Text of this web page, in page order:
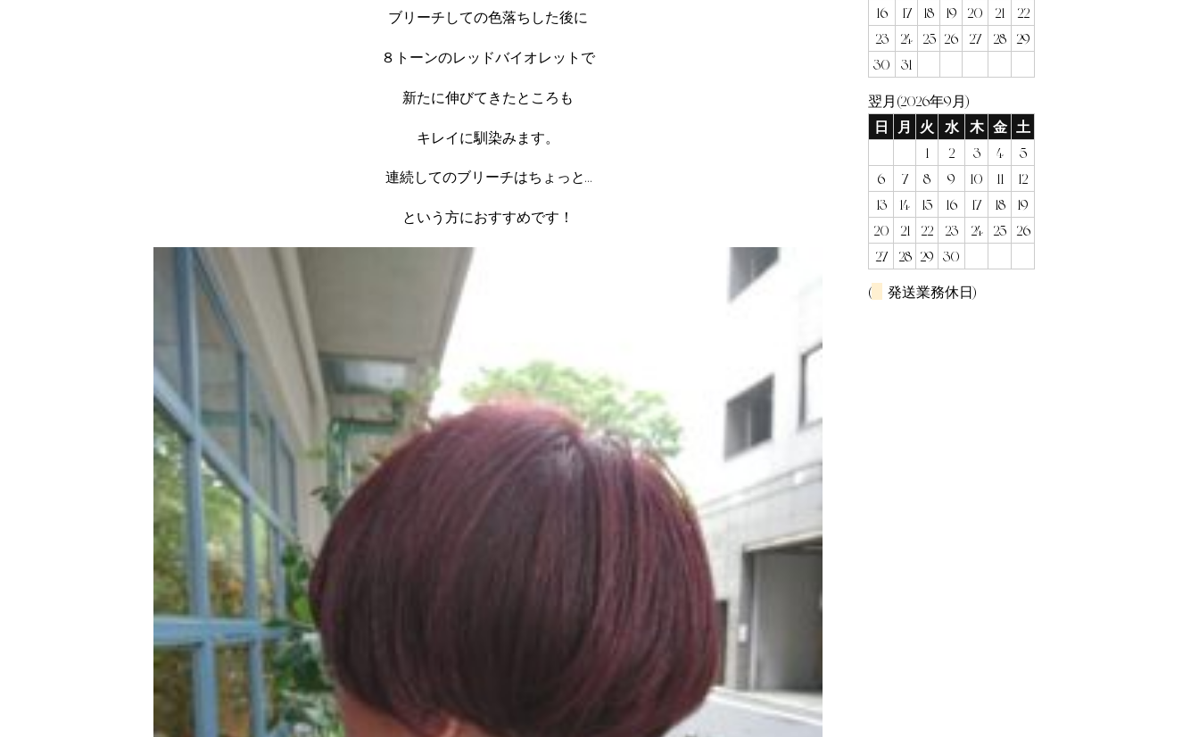
ブリーチしての色落ちした後に
８トーンのレッドバイオレットで
新たに伸びてきたところも
キレイに馴染みます。
連続してのブリーチはちょっと…
という方におすすめです！
16
17 18 19 20 21
22
23
24 25 26 27 28
29
30
31
翌月(2026年9月)
日
月 火 水 木 金 土
1
2 3 4
5
6
7 8 9 10 11
12
13
14 15 16 17 18
19
20
21 22 23 24 25
26
27
28 29 30
( 発送業務休日)